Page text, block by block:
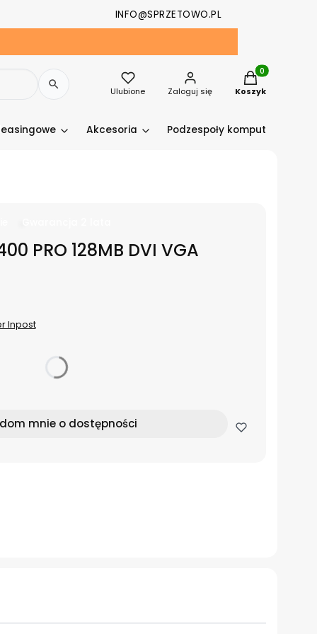
INFO@SPRZETOWO.PL
Ulubione Zaloguj się
Produkty w
Koszyk
Akcesoria Podzespoły komputerowe
PRO 128MB DVI VGA
Inpost
mnie o dostępności